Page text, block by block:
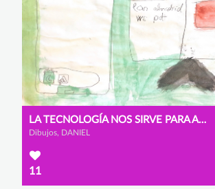
LA TECNOLOGÍA NOS SIRVE PARA AYUDAR
Dibujos, DANIEL
11